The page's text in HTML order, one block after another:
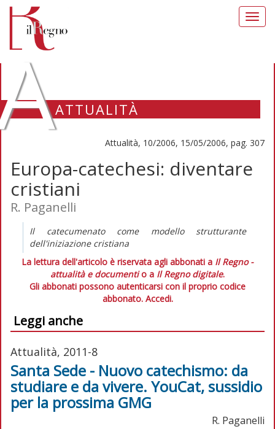
ATTUALITÀ
Attualità, 10/2006, 15/05/2006, pag. 307
Europa-catechesi: diventare
cristiani
R. Paganelli
Il catecumenato come modello strutturante
dell'iniziazione cristiana
La lettura dell'articolo è riservata agli abbonati a Il Regno -
attualità e documentio a Il Regno digitale.
Gli abbonati possono autenticarsi con il proprio codice
abbonato. Accedi.
Leggi anche
Attualità, 2011-8
Santa Sede - Nuovo catechismo: da
studiare e da vivere. YouCat, sussidio
per la prossima GMG
R. Paganelli